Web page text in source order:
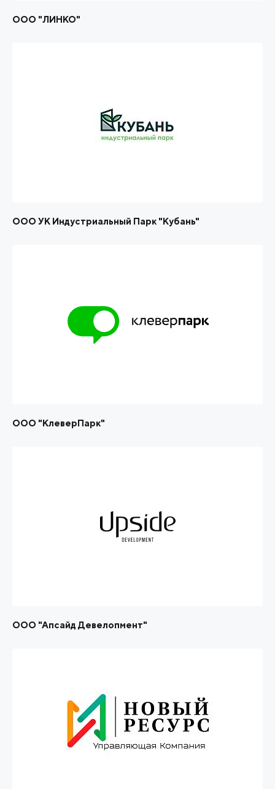
ООО "ЛИНКО"
ООО УК Индустриальный Парк "Кубань"
ООО "КлеверПарк"
ООО "Апсайд Девелопмент"